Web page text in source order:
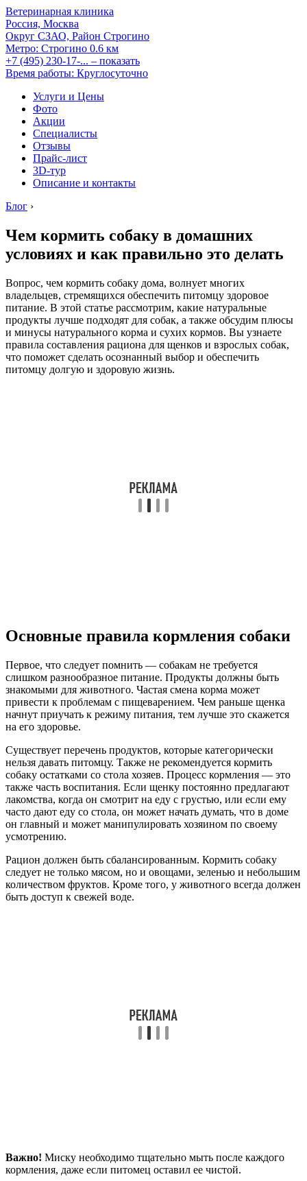
Ветеринарная клиника
Россия, Москва
Округ СЗАО, Район Строгино
Метро: Строгино 0.6 км
+7 (495) 230-17-... – показать
Время работы: Круглосуточно
Услуги и Цены
Фото
Акции
Специалисты
Отзывы
Прайс-лист
3D-тур
Описание и контакты
Блог ›
Чем кормить собаку в домашних
условиях и как правильно это делать
Вопрос, чем кормить собаку дома, волнует многих
владельцев, стремящихся обеспечить питомцу здоровое
питание. В этой статье рассмотрим, какие натуральные
продукты лучше подходят для собак, а также обсудим плюсы
и минусы натурального корма и сухих кормов. Вы узнаете
правила составления рациона для щенков и взрослых собак,
что поможет сделать осознанный выбор и обеспечить
питомцу долгую и здоровую жизнь.
Основные правила кормления собаки
Первое, что следует помнить — собакам не требуется
слишком разнообразное питание. Продукты должны быть
знакомыми для животного. Частая смена корма может
привести к проблемам с пищеварением. Чем раньше щенка
начнут приучать к режиму питания, тем лучше это скажется
на его здоровье.
Существует перечень продуктов, которые категорически
нельзя давать питомцу. Также не рекомендуется кормить
собаку остатками со стола хозяев. Процесс кормления — это
также часть воспитания. Если щенку постоянно предлагают
лакомства, когда он смотрит на еду с грустью, или если ему
часто дают еду со стола, он может начать думать, что в доме
он главный и может манипулировать хозяином по своему
усмотрению.
Рацион должен быть сбалансированным. Кормить собаку
следует не только мясом, но и овощами, зеленью и небольшим
количеством фруктов. Кроме того, у животного всегда должен
быть доступ к свежей воде.
Важно! Миску необходимо тщательно мыть после каждого
кормления, даже если питомец оставил ее чистой.